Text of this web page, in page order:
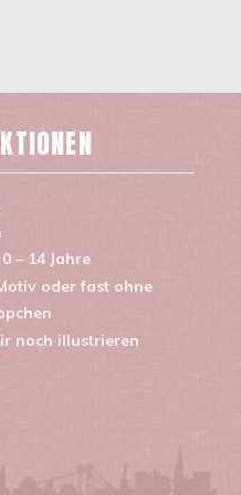
– 14 Jahre
oder fast ohne
noch illustrieren